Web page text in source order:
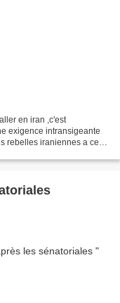
en iran ,c'est
exigence intransigeante
rebelles iraniennes a cette